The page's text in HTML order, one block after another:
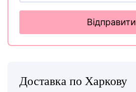
Відправити
Доставка по Харкову